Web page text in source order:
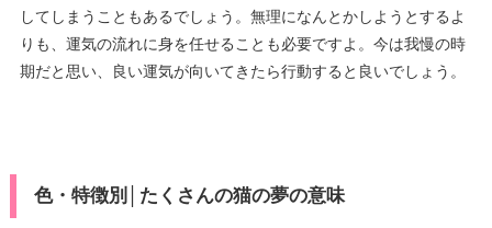
してしまうこともあるでしょう。無理になんとかしようとするよ
りも、運気の流れに身を任せることも必要ですよ。今は我慢の時
期だと思い、良い運気が向いてきたら行動すると良いでしょう。
色・特徴別│たくさんの猫の夢の意味